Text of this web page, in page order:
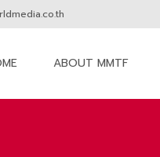
ABOUT MMTF